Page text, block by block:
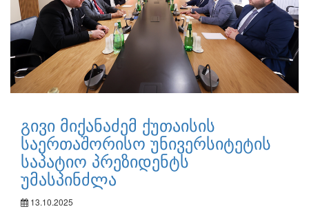
გივი მიქანაძემ ქუთაისის
საერთაშორისო უნივერსიტეტის
საპატიო პრეზიდენტს
უმასპინძლა
13.10.2025